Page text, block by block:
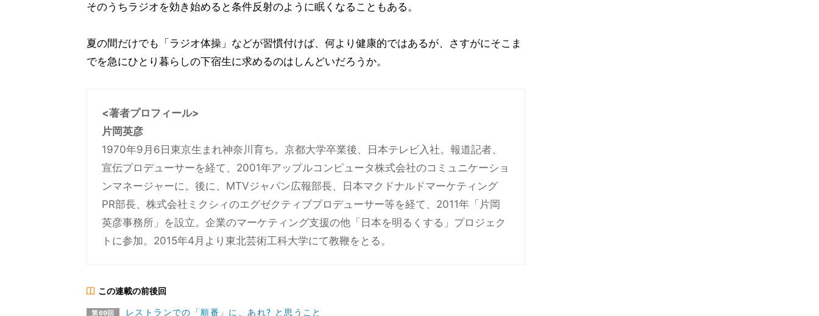
そのうちラジオを効き始めると条件反射のように眠くなることもある。
夏の間だけでも「ラジオ体操」などが習慣付けば、何より健康的ではあるが、さすがにそこま
でを急にひとり暮らしの下宿生に求めるのはしんどいだろうか。
<著者プロフィール>
片岡英彦
1970年9月6日東京生まれ神奈川育ち。京都大学卒業後、日本テレビ入社。報道記者、
宣伝プロデューサーを経て、2001年アップルコンピュータ株式会社のコミュニケーショ
ンマネージャーに。後に、MTVジャパン広報部長、日本マクドナルドマーケティング
PR部長、株式会社ミクシィのエグゼクティブプロデューサー等を経て、2011年「片岡
英彦事務所」を設立。企業のマーケティング支援の他「日本を明るくする」プロジェク
トに参加。2015年4月より東北芸術工科大学にて教鞭をとる。
この連載の前後回
第69回 レストランでの「順番」に、あれ? と思うこと